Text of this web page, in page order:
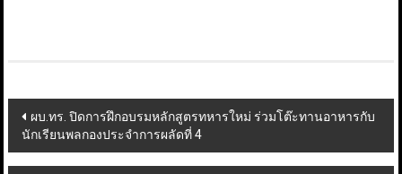
Post
navigation
ผบ.ทร. ปิดการฝึกอบรมหลักสูตรทหารใหม่ ร่วมโต๊ะทานอาหารกับ
นักเรียนพลกองประจำการผลัดที่ 4